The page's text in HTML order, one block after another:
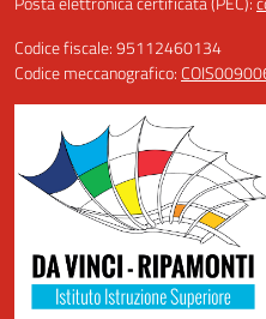
Codice fiscale: 95112460134
Codice meccanografico: